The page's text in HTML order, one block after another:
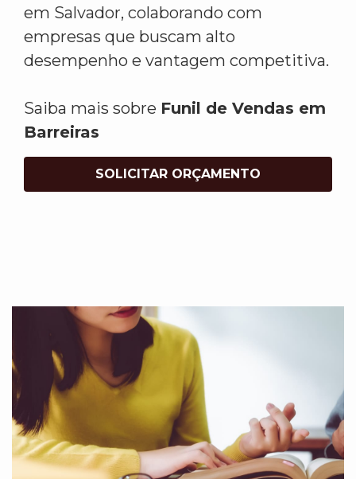
em Salvador, colaborando com
empresas que buscam alto
desempenho e vantagem competitiva.
Saiba mais sobre Funil de Vendas em
Barreiras
SOLICITAR ORÇAMENTO